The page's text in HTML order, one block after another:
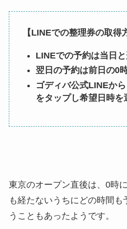
【LINEでの整理券の取得
LINEでの予約は当日
翌日の予約は前日の0
ゴディバ公式LINEか
をタップし希望日時を
東京のオープン直後は、0時
も経たないうちにどの時間も
うこともあったようです。